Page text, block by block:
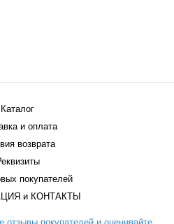
Каталог
и оплата
возврата
покупателей
и КОНТАКТЫ